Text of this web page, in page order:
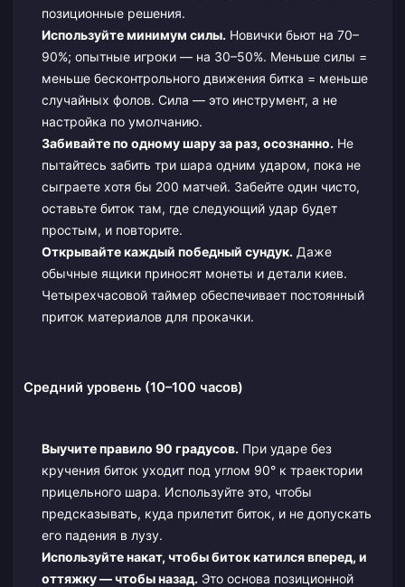
позиционные решения.
Используйте минимум силы. Новички бьют на 70–
90%; опытные игроки — на 30–50%. Меньше силы =
меньше бесконтрольного движения битка = меньше
случайных фолов. Сила — это инструмент, а не
настройка по умолчанию.
Забивайте по одному шару за раз, осознанно. Не
пытайтесь забить три шара одним ударом, пока не
сыграете хотя бы 200 матчей. Забейте один чисто,
оставьте биток там, где следующий удар будет
простым, и повторите.
Открывайте каждый победный сундук. Даже
обычные ящики приносят монеты и детали киев.
Четырехчасовой таймер обеспечивает постоянный
приток материалов для прокачки.
Средний уровень (10–100 часов)
Выучите правило 90 градусов. При ударе без
кручения биток уходит под углом 90° к траектории
прицельного шара. Используйте это, чтобы
предсказывать, куда прилетит биток, и не допускать
его падения в лузу.
Используйте накат, чтобы биток катился вперед, и
оттяжку — чтобы назад. Это основа позиционной